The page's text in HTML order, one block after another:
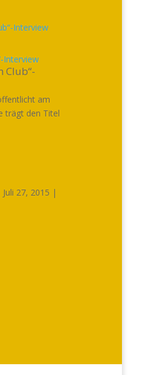
Interview
Club“-
am
trägt den Titel
Juli 27, 2015 |